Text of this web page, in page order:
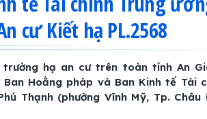
cư Kiết hạ PL.2568
hạ an cư trên toàn tỉnh An
Hoằng pháp và Ban Kinh tế Tài
Thạnh (phường Vĩnh Mỹ, Tp. Châu